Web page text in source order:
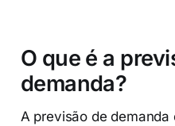
O que é a
demanda?
A previsão de